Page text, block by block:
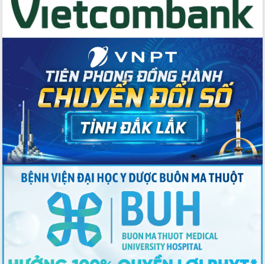
với Tập đoàn Bưu chính Viễn thông
Việt Nam
Đắk Lắk về phát triển nhân lực y tế
Du lịch Đắk Lắk nâng tầm trải nghiệm
du khách thông qua Hệ thống cơ sở dữ
liệu và Bản đồ số
Tập huấn ứng dụng trí tuệ nhân tạo (AI)
trong thương mại điện tử năm 2026
Đoàn đại biểu Quốc hội tỉnh Đắk Lắk
trao đổi thông tin trước Kỳ họp thứ
nhất, Quốc hội khóa XVI
Quyết liệt cải cách hành chính, khơi
thông nguồn lực phát triển
Nâng cao hiệu lực, hiệu quả HĐND
tỉnh thông qua hiện đại hóa hành chính
Xã Ea Phê gắn cải cách hành chính với
chuyển đổi số
Phó Chủ tịch Thường trực UBND tỉnh